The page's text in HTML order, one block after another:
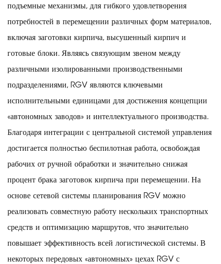
подъемные механизмы, для гибкого удовлетворения
потребностей в перемещении различных форм материалов,
включая заготовки кирпича, высушенный кирпич и
готовые блоки. Являясь связующим звеном между
различными изолированными производственными
подразделениями, RGV являются ключевыми
исполнительными единицами для достижения концепции
«автономных заводов» и интеллектуального производства.
Благодаря интеграции с центральной системой управления
достигается полностью беспилотная работа, освобождая
рабочих от ручной обработки и значительно снижая
процент брака заготовок кирпича при перемещении. На
основе сетевой системы планирования RGV можно
реализовать совместную работу нескольких транспортных
средств и оптимизацию маршрутов, что значительно
повышает эффективность всей логистической системы. В
некоторых передовых «автономных» цехах RGV с